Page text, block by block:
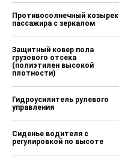
Противосолнечный козырек
пассажира с зеркалом
Защитный ковер пола
грузового отсека
(полиэтилен высокой
плотности)
Гидроусилитель рулевого
управления
Сиденье водителя с
регулировкой по высоте